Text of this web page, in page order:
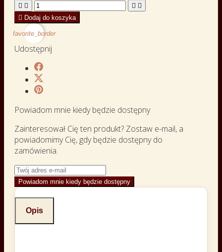
   
 Dodaj do koszyka
favorite_border
Udostępnij
Powiadom mnie kiedy będzie dostępny
Zainteresował Cię ten produkt? Zostaw e-mail, a
powiadomimy Cię, gdy będzie dostępny do
zamówienia.
Powiadom mnie kiedy będzie dostępny
Opis